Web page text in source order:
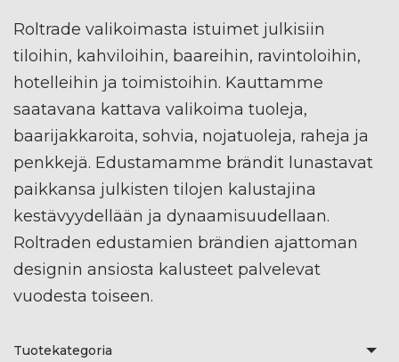
Roltrade valikoimasta istuimet julkisiin
tiloihin, kahviloihin, baareihin, ravintoloihin,
hotelleihin ja toimistoihin. Kauttamme
saatavana kattava valikoima tuoleja,
baarijakkaroita, sohvia, nojatuoleja, raheja ja
penkkejä. Edustamamme brändit lunastavat
paikkansa julkisten tilojen kalustajina
kestävyydellään ja dynaamisuudellaan.
Roltraden edustamien brändien ajattoman
designin ansiosta kalusteet palvelevat
vuodesta toiseen.
Tuotekategoria